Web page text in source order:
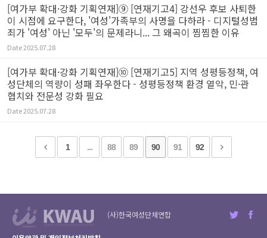
[여가부 확대·강화 기획연재]⑨ [연재기고4] 강선우 후보 사퇴한
이 시점에 요구한다, '여성'가족부의 사명을 다하라 - 디지털성범
죄가 '여성' 아닌 '모두'의 문제라니... 그 왜곡이 찜찜한 이유
Date2025.07.28
[여가부 확대·강화 기획연재]⑩ [연재기고5] 지역 성평등정책, 여
성단체의 역량이 성패 좌우한다 - 성평등정책 환경 열악, 민·관
협치와 전문성 강화 필요
Date2025.07.28
1 ... 88 89 90 91 92
(사)한국여성단체연합